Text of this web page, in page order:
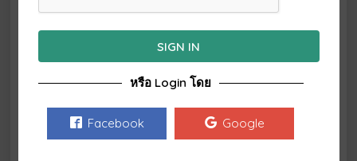
ความรู้โดยรวมของจุดหมายปลายทางที่เราไป เกี่ยวกับ
ประวัติศาสตร์ ภูมิศาสตร์ สังคม การเมือง การปกครอง
อยู่ของผู้คนในแต่ละพื้นที่ สิ่งที่ควร และไม่ควรทำ
SIGN IN
หรือ Login โดย
Facebook Google